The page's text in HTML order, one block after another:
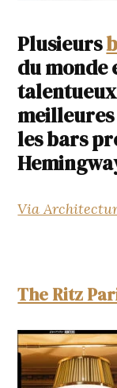
Plusieurs
du monde
meilleures
les bars
Via
The Ritz